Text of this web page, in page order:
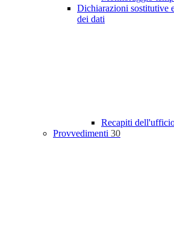
Dichiarazioni sostitutive
dei dati
Recapiti
Provvedimenti 30